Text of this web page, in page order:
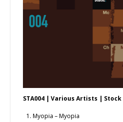
STA004 | Various Artists | Stock
Myopia – Myopia